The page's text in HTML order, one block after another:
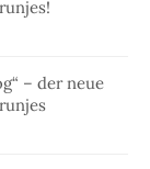
– der neue